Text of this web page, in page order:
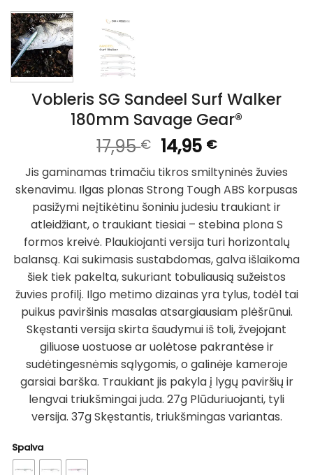
Vobleris SG Sandeel Surf Walker
180mm Savage Gear®
17,95€ Original
price
was:
17,95 €.
14,95 €Current
price
is:
14,95 €.
Jis gaminamas trimačiu tikros smiltyninės žuvies
skenavimu. Ilgas plonas Strong Tough ABS korpusas
pasižymi neįtikėtinu šoniniu judesiu traukiant ir
atleidžiant, o traukiant tiesiai – stebina plona S
formos kreivė. Plaukiojanti versija turi horizontalų
balansą. Kai sukimasis sustabdomas, galva išlaikoma
šiek tiek pakelta, sukuriant tobuliausią sužeistos
žuvies profilį. Ilgo metimo dizainas yra tylus, todėl tai
puikus paviršinis masalas atsargiausiam plėšrūnui.
Skęstanti versija skirta šaudymui iš toli, žvejojant
giliuose uostuose ar uolėtose pakrantėse ir
sudėtingesnėmis sąlygomis, o galinėje kameroje
garsiai barška. Traukiant jis pakyla į lygų paviršių ir
lengvai triukšmingai juda. 27g Plūduriuojanti, tyli
versija. 37g Skęstantis, triukšmingas variantas.
Spalva